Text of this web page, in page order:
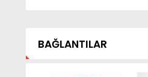
BAĞLANTILAR